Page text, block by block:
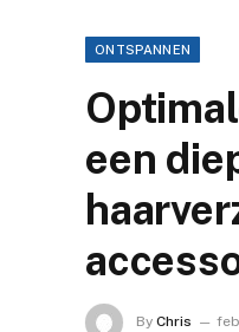
ONTSPANNEN
een
By Chris